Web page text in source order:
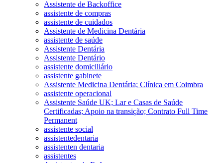
Assistente de Backoffice
assistente de compras
assistente de cuidados
Assistente de Medicina Dentária
assistente de saúde
Assistente Dentária
Assistente Dentário
assistente domiciliário
assistente gabinete
Assistente Medicina Dentária; Clínica em Coimbra
assistente operacional
Assistente Saúde UK; Lar e Casas de Saúde
Certificadas; Apoio na transição; Contrato Full Time
Permanent
assistente social
assistentedentaria
assistenten dentaria
assistentes